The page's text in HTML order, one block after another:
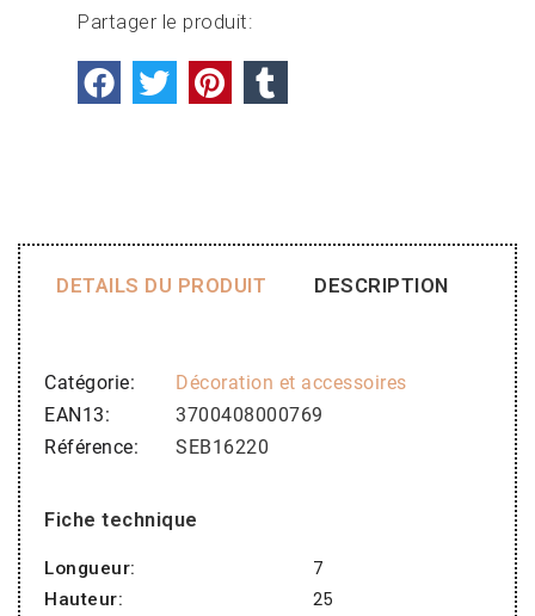
Partager le produit:
DETAILS DU PRODUIT DESCRIPTION
Catégorie
Décoration et accessoires
EAN13
3700408000769
Référence
SEB16220
Fiche technique
Longueur: 7
Hauteur: 25